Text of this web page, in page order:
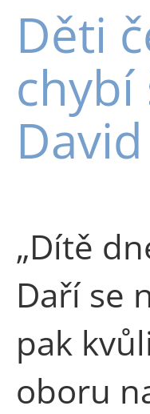
Děti
„Dítě
Daří se
pak
oboru